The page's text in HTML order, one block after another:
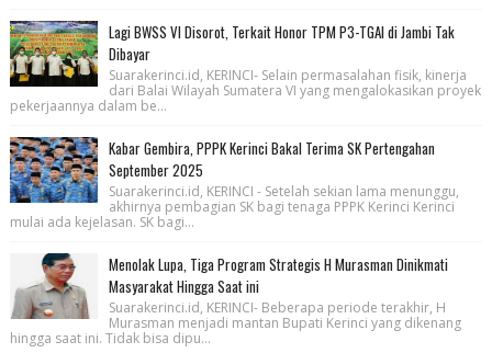
Lagi BWSS VI Disorot, Terkait Honor TPM P3-TGAI di Jambi Tak
Dibayar
Suarakerinci.id, KERINCI- Selain permasalahan fisik, kinerja
dari Balai Wilayah Sumatera VI yang mengalokasikan proyek
pekerjaannya dalam be...
Kabar Gembira, PPPK Kerinci Bakal Terima SK Pertengahan
September 2025
Suarakerinci.id, KERINCI - Setelah sekian lama menunggu,
akhirnya pembagian SK bagi tenaga PPPK Kerinci Kerinci
mulai ada kejelasan. SK bagi...
Menolak Lupa, Tiga Program Strategis H Murasman Dinikmati
Masyarakat Hingga Saat ini
Suarakerinci.id, KERINCI- Beberapa periode terakhir, H
Murasman menjadi mantan Bupati Kerinci yang dikenang
hingga saat ini. Tidak bisa dipu...